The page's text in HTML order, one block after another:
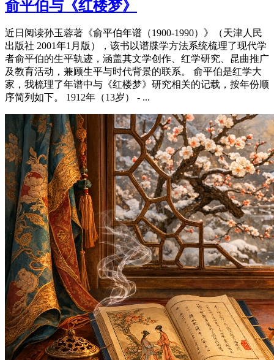
俞平伯与《红楼梦》
近日阅读孙玉蓉著《俞平伯年谱（1900-1990）》（天津人民
出版社 2001年1月版），该书以谱牒学方法系统梳理了现代学
者俞平伯的生平轨迹，涵盖其文学创作、红学研究、昆曲推广
及教育活动，兼顾生平与时代背景的联系。 俞平伯是红学大
家，我梳理了年谱中与《红楼梦》研究相关的记载，按年份顺
序简列如下。 1912年（13岁） - ...